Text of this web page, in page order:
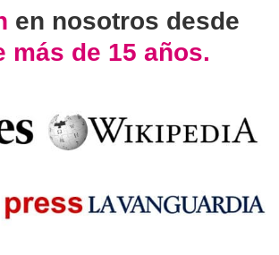
en nosotros desde
más de 15 años.